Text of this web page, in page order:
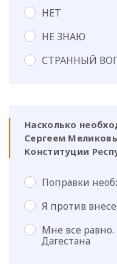
НЕТ
НЕ ЗНАЮ
СТРАННЫЙ
Насколько
Сергеем
Конституции
Поправки
Я против
Мне все
Дагестана